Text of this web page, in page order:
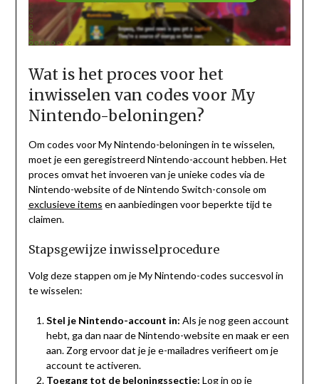
Wat is het proces voor het
inwisselen van codes voor My
Nintendo-beloningen?
Om codes voor My Nintendo-beloningen in te wisselen,
moet je een geregistreerd Nintendo-account hebben. Het
proces omvat het invoeren van je unieke codes via de
Nintendo-website of de Nintendo Switch-console om
exclusieve items en aanbiedingen voor beperkte tijd te
claimen.
Stapsgewijze inwisselprocedure
Volg deze stappen om je My Nintendo-codes succesvol in
te wisselen:
Stel je Nintendo-account in: Als je nog geen account
hebt, ga dan naar de Nintendo-website en maak er een
aan. Zorg ervoor dat je je e-mailadres verifieert om je
account te activeren.
Toegang tot de beloningssectie: Log in op je